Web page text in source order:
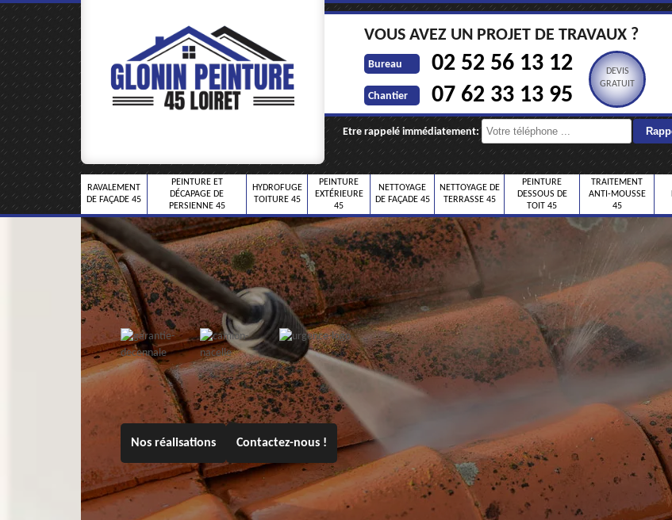
VOUS AVEZ UN PROJET DE TRAVAUX ?
Bureau 02 52 56 13 12
Chantier 07 62 33 13 95
DEVIS
GRATUIT
Etre rappelé immédiatement:
RAVALEMENT
DE FAÇADE 45
PEINTURE ET
DÉCAPAGE DE
PERSIENNE 45
HYDROFUGE
TOITURE 45
PEINTURE
EXTÉRIEURE
45
NETTOYAGE
DE FAÇADE 45
NETTOYAGE DE
TERRASSE 45
PEINTURE
DESSOUS DE
TOIT 45
TRAITEMENT
ANTI-MOUSSE
45
Nos réalisations Contactez-nous !